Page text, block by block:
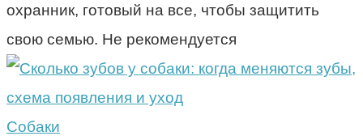
охранник, готовый на все, чтобы защитить
свою семью. Не рекомендуется
Собаки